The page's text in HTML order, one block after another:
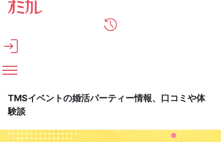
メインコンテンツへスキップ
TMSイベントの婚活パーティー情報、口コミや体
験談